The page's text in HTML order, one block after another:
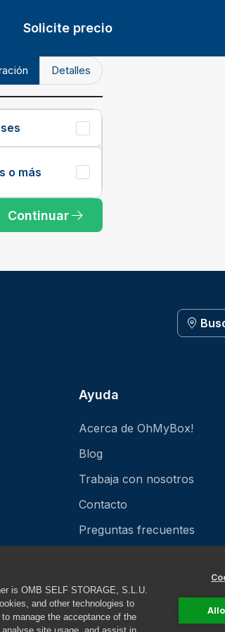
is OMB SELF STORAGE, S.L.U.
and other technologies to
manage the acceptance of the
Solicite precio
Detalles
o más
Continuar
Ayuda
Acerca de OhMyBox!
Blog
Trabaja con nosotros
Contacto
Preguntas frecuentes